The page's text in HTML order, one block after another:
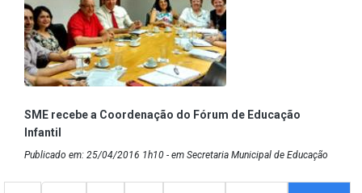
SME recebe a Coordenação do Fórum de Educação
Infantil
Publicado em: 25/04/2016 1h10 - em Secretaria Municipal de Educação